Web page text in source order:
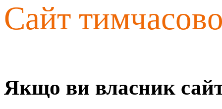
Сайт
Якщо ви власник